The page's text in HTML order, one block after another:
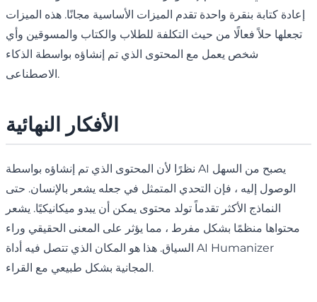
إعادة كتابة بنقرة واحدة تقدم الميزات الأساسية مجانًا. هذه الميزات
تجعلها حلاً فعالًا من حيث التكلفة للطلاب والكتاب والمسوقين وأي
شخص يعمل مع المحتوى الذي تم إنشاؤه بواسطة الذكاء
الاصطناعى.
الأفكار النهائية
نظرًا لأن المحتوى الذي تم إنشاؤه بواسطة AI يصبح من السهل
الوصول إليه ، فإن التحدي المتمثل في جعله يشعر بالإنسان. حتى
النماذج الأكثر تقدماً تولد محتوى يمكن أن يبدو ميكانيكيًا. يشعر
محتواها منظمًا بشكل مفرط ، مما يؤثر على المعنى الحقيقي وراء
السياق. هذا هو المكان الذي تتصل فيه أداة AI Humanizer
المجانية بشكل طبيعي مع القراء.